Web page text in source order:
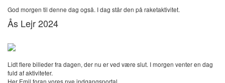
God morgen til denne dag også. I dag står den på raketaktivitet.
Ås Lejr 2024
Lidt flere billeder fra dagen, der nu er ved være slut. I morgen venter en dag
fuld af aktiviteter.
Her Emil foran vores nye indgangsportal.